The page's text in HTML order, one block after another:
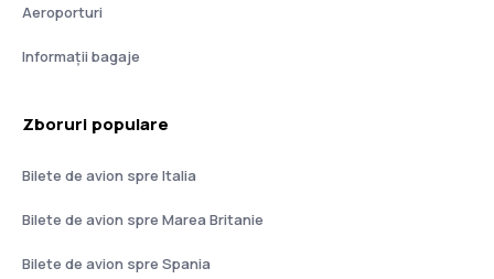
Aeroporturi
Informații bagaje
Zboruri populare
Bilete de avion spre Italia
Bilete de avion spre Marea Britanie
Bilete de avion spre Spania